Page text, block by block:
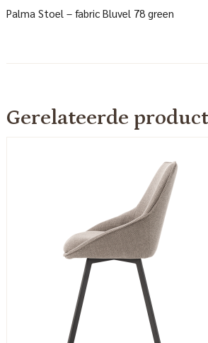
Palma Stoel – fabric Bluvel 78 green
Gerelateerde